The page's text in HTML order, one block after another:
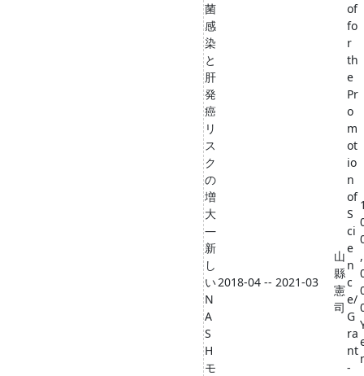
菌
感
染
と
肝
発
癌
リ
ス
ク
の
増
大
―
新
し
い
N
A
S
H
モ
2018-04 -- 2021-03
山
縣
憲
司
of
fo
r
th
e
Pr
o
m
ot
io
n
of
S
ci
e
n
c
e/
G
ra
nt
-
,